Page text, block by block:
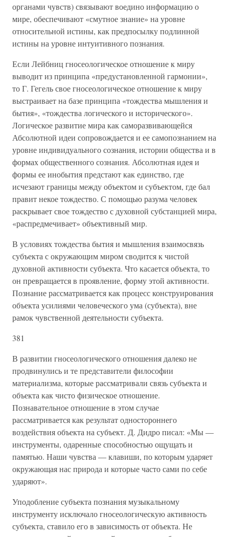
органами чувств) связывают воедино информацию о
мире, обеспечивают «смутное знание» на уровне
относительной истины, как предпосылку подлинной
истины на уровне интуитивного познания.
Если Лейбниц гносеологическое отношение к миру
выводит из принципа «предустановленной гармонии»,
то Г. Гегель свое гносеологическое отношение к миру
выстраивает на базе принципа «тождества мышления и
бытия», «тождества логического и исторического».
Логическое развитие мира как саморазвивающейся
Абсолютной идеи сопровождается и ее самопознанием на
уровне индивидуального сознания, истории общества и в
формах общественного сознания. Абсолютная идея и
формы ее инобытия предстают как единство, где
исчезают границы между объектом и субъектом, где бал
правит некое тождество. С помощью разума человек
раскрывает свое тождество с духовной субстанцией мира,
«распредмечивает» объективный мир.
В условиях тождества бытия и мышления взаимосвязь
субъекта с окружающим миром сводится к чистой
духовной активности субъекта. Что касается объекта, то
он превращается в проявление, форму этой активности.
Познание рассматривается как процесс конструирования
объекта усилиями человеческого ума (субъекта), вне
рамок чувственной деятельности субъекта.
381
В развитии гносеологического отношения далеко не
продвинулись и те представители философии
материализма, которые рассматривали связь субъекта и
объекта как чисто физическое отношение.
Познавательное отношение в этом случае
рассматривается как результат одностороннего
воздействия объекта на субъект. Д. Дидро писал: «Мы —
инструменты, одаренные способностью ощущать и
памятью. Наши чувства — клавиши, по которым ударяет
окружающая нас природа и которые часто сами по себе
ударяют».
Уподобление субъекта познания музыкальному
инструменту исключало гносеологическую активность
субъекта, ставило его в зависимость от объекта. Не